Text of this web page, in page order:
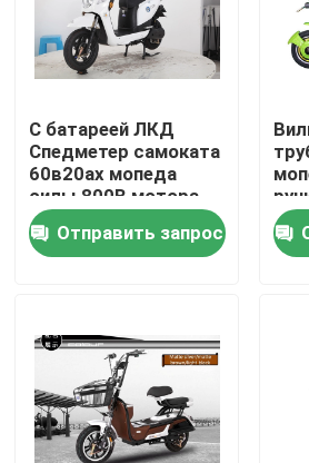
Продукция
Скутер электрического
Электрический скутер
Скутер педали электрический
Скутер дам электрический
С батареей ЛКД
Спедметер самоката
60в20ах мопеда
силы 800В мотора
заряжателя УСБ
электрической
свинцовокислотной
Отправить запрос